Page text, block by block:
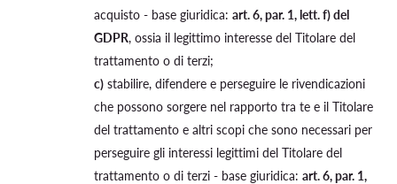
acquisto - base giuridica: art. 6, par. 1, lett. f) del
GDPR, ossia il legittimo interesse del Titolare del
trattamento o di terzi;
c) stabilire, difendere e perseguire le rivendicazioni
che possono sorgere nel rapporto tra te e il Titolare
del trattamento e altri scopi che sono necessari per
perseguire gli interessi legittimi del Titolare del
trattamento o di terzi - base giuridica: art. 6, par. 1,